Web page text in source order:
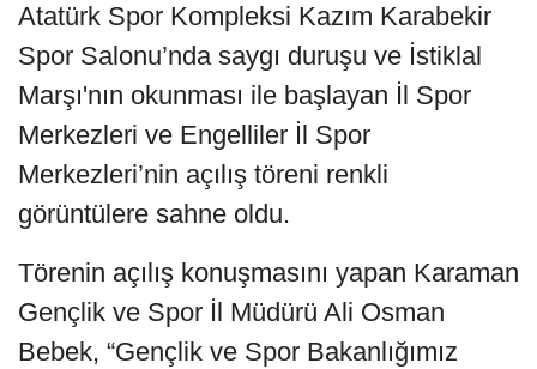
Atatürk Spor Kompleksi Kazım Karabekir
Spor Salonu’nda saygı duruşu ve İstiklal
Marşı'nın okunması ile başlayan İl Spor
Merkezleri ve Engelliler İl Spor
Merkezleri’nin açılış töreni renkli
görüntülere sahne oldu.
Törenin açılış konuşmasını yapan Karaman
Gençlik ve Spor İl Müdürü Ali Osman
Bebek, “Gençlik ve Spor Bakanlığımız